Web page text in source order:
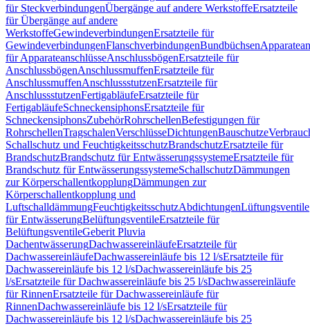
für SteckverbindungenÜbergänge auf andere WerkstoffeErsatzteile
für Übergänge auf andere
WerkstoffeGewindeverbindungenErsatzteile für
GewindeverbindungenFlanschverbindungenBundbüchsen
für ApparateanschlüsseAnschlussbögenErsatzteile für
AnschlussbögenAnschlussmuffenErsatzteile für
AnschlussmuffenAnschlussstutzenErsatzteile für
AnschlussstutzenFertigabläufeErsatzteile für
FertigabläufeSchneckensiphonsErsatzteile für
SchneckensiphonsZubehörRohrschellenBefestigungen für
RohrschellenTragschalenVerschlüsseDichtungenBauschutze
Schallschutz und FeuchtigkeitsschutzBrandschutzErsatzteile für
BrandschutzBrandschutz für EntwässerungssystemeErsatzteile für
Brandschutz für EntwässerungssystemeSchallschutzDämmungen
zur KörperschallentkopplungDämmungen zur
Körperschallentkopplung und
LuftschalldämmungFeuchtigkeitsschutzAbdichtungenLüftungsventile
für EntwässerungBelüftungsventileErsatzteile für
BelüftungsventileGeberit Pluvia
DachentwässerungDachwassereinläufeErsatzteile für
DachwassereinläufeDachwassereinläufe bis 12 l/sErsatzteile für
Dachwassereinläufe bis 12 l/sDachwassereinläufe bis 25
l/sErsatzteile für Dachwassereinläufe bis 25 l/sDachwassereinläufe
für RinnenErsatzteile für Dachwassereinläufe für
RinnenDachwassereinläufe bis 12 l/sErsatzteile für
Dachwassereinläufe bis 12 l/sDachwassereinläufe bis 25